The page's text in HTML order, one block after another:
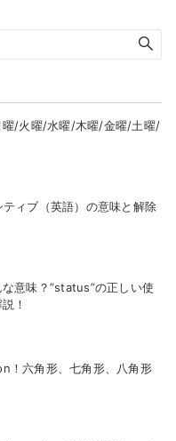
曜/火曜/水曜/木曜/金曜/土曜/
ィブ（英語）の意味と解除
な意味？”status”の正しい使
！
！六角形、七角形、八角形